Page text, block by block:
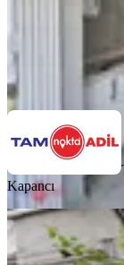
TAM NOKTA
Ara
Kapancı
KOMBİLİ